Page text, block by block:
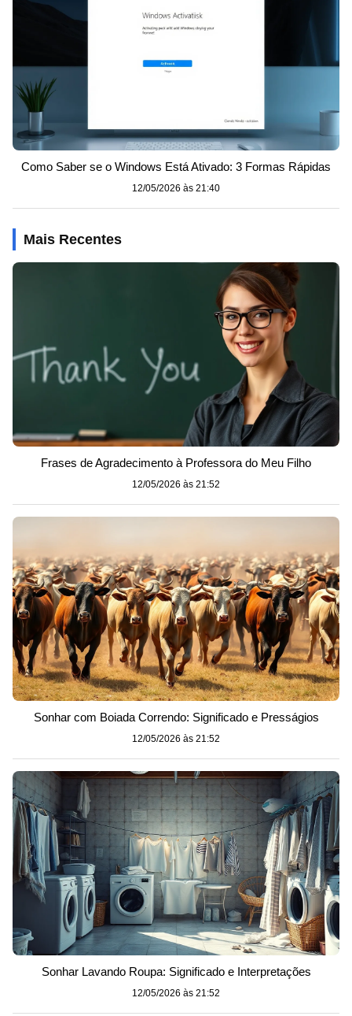
Como Saber se o Windows Está Ativado: 3 Formas Rápidas
12/05/2026 às 21:40
Mais Recentes
Frases de Agradecimento à Professora do Meu Filho
12/05/2026 às 21:52
Sonhar com Boiada Correndo: Significado e Presságios
12/05/2026 às 21:52
Sonhar Lavando Roupa: Significado e Interpretações
12/05/2026 às 21:52